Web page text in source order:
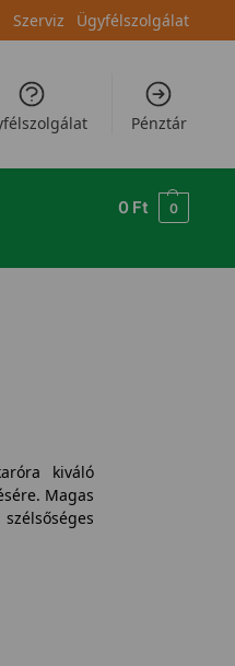
Szerviz Ügyfélszolgálat
Pénztár
0 Ft 0
kiváló
Magas